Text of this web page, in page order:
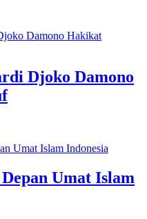
Djoko Damono
Umat Islam